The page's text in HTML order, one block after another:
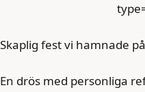
Skaplig fest vi hamnade
En drös med personliga